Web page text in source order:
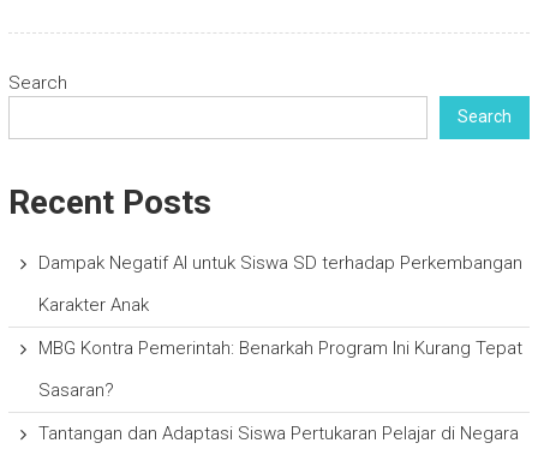
Search
Search
Recent Posts
Dampak Negatif AI untuk Siswa SD terhadap Perkembangan
Karakter Anak
MBG Kontra Pemerintah: Benarkah Program Ini Kurang Tepat
Sasaran?
Tantangan dan Adaptasi Siswa Pertukaran Pelajar di Negara